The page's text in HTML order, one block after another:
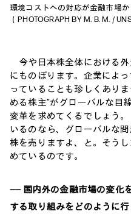
環境コストへの対応が金融市場
（PHOTOGRAPH BY M. B. M. /
今や日本株全体における
にものぼります。企業によ
っていることも珍しくあり
める株主”がグローバルな目
変革を求めてくるでしょう
いるのなら、グローバルな
株を売りますよ、と。そう
めているのです。
―― 国内外の金融市場の変化
する取り組みをどのように